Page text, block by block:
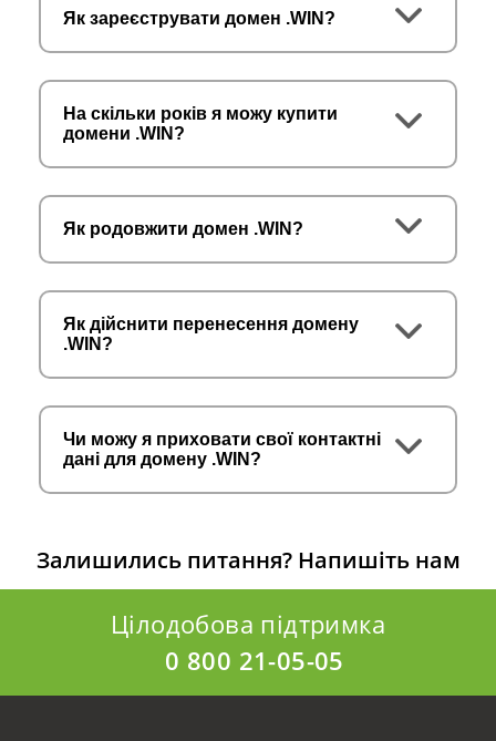
Як зареєструвати домен .WIN?
На скільки років я можу купити
домени .WIN?
Як родовжити домен .WIN?
Як дійснити перенесення домену
.WIN?
Чи можу я приховати свої контактні
дані для домену .WIN?
Залишились питання? Напишіть нам
Цілодобова підтримка
0 800 21-05-05